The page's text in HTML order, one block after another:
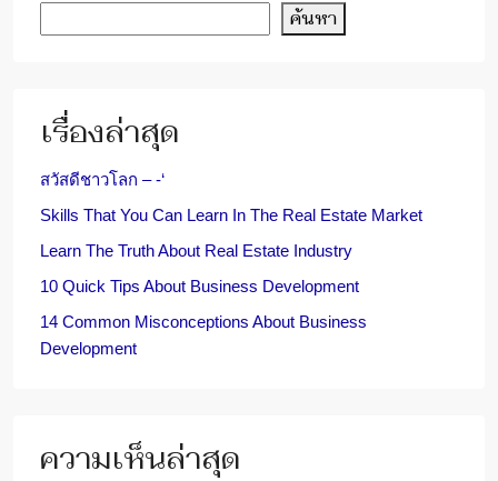
ค้นหา
เรื่องล่าสุด
สวัสดีชาวโลก – -‘
Skills That You Can Learn In The Real Estate Market
Learn The Truth About Real Estate Industry
10 Quick Tips About Business Development
14 Common Misconceptions About Business
Development
ความเห็นล่าสุด